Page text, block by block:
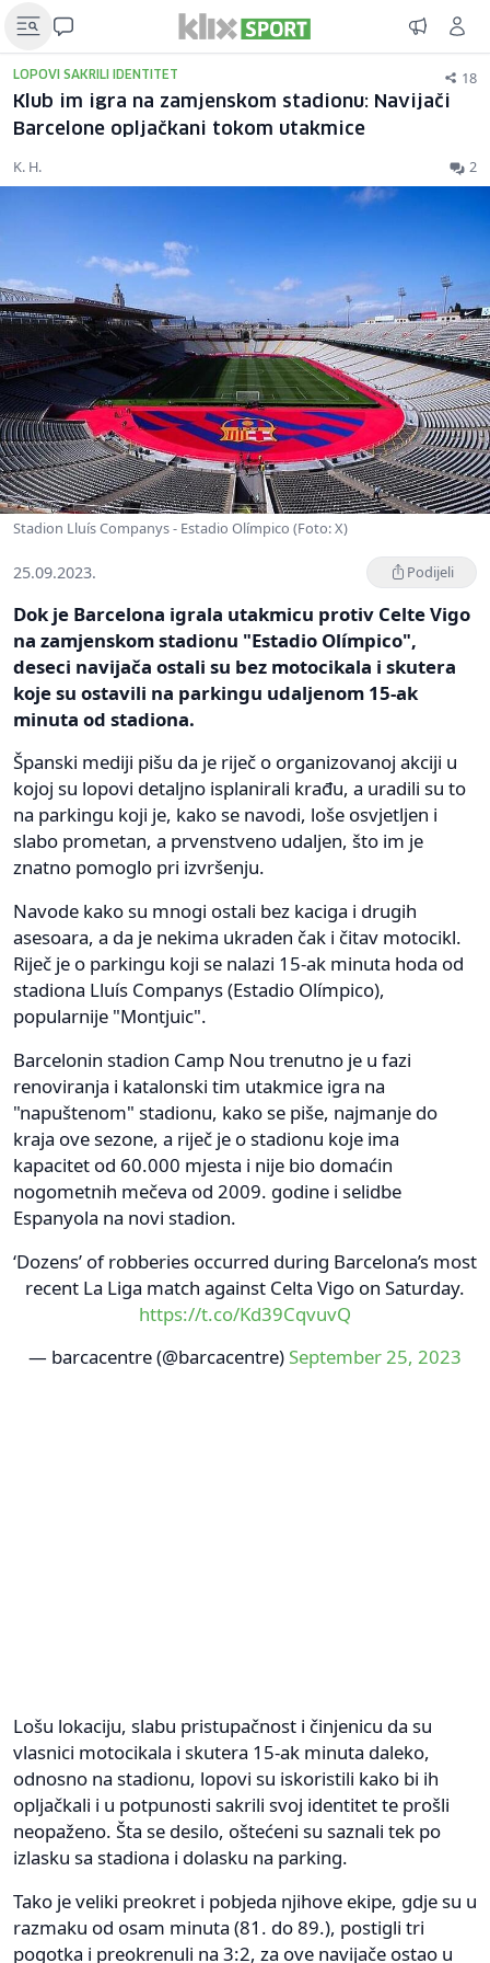
LOPOVI SAKRILI IDENTITET 18
Klub im igra na zamjenskom stadionu: Navijači
Barcelone opljačkani tokom utakmice
K. H. 2
Stadion Lluís Companys - Estadio Olímpico (Foto: X)
25.09.2023. Podijeli
Dok je Barcelona igrala utakmicu protiv Celte Vigo
na zamjenskom stadionu "Estadio Olímpico",
deseci navijača ostali su bez motocikala i skutera
koje su ostavili na parkingu udaljenom 15-ak
minuta od stadiona.
Španski mediji pišu da je riječ o organizovanoj akciji u
kojoj su lopovi detaljno isplanirali krađu, a uradili su to
na parkingu koji je, kako se navodi, loše osvjetljen i
slabo prometan, a prvenstveno udaljen, što im je
znatno pomoglo pri izvršenju.
Navode kako su mnogi ostali bez kaciga i drugih
asesoara, a da je nekima ukraden čak i čitav motocikl.
Riječ je o parkingu koji se nalazi 15-ak minuta hoda od
stadiona Lluís Companys (Estadio Olímpico),
popularnije "Montjuic".
Barcelonin stadion Camp Nou trenutno je u fazi
renoviranja i katalonski tim utakmice igra na
"napuštenom" stadionu, kako se piše, najmanje do
kraja ove sezone, a riječ je o stadionu koje ima
kapacitet od 60.000 mjesta i nije bio domaćin
nogometnih mečeva od 2009. godine i selidbe
Espanyola na novi stadion.
‘Dozens’ of robberies occurred during Barcelona’s most
recent La Liga match against Celta Vigo on Saturday.
https://t.co/Kd39CqvuvQ
— barcacentre (@barcacentre) September 25, 2023
Lošu lokaciju, slabu pristupačnost i činjenicu da su
vlasnici motocikala i skutera 15-ak minuta daleko,
odnosno na stadionu, lopovi su iskoristili kako bi ih
opljačkali i u potpunosti sakrili svoj identitet te prošli
neopaženo. Šta se desilo, oštećeni su saznali tek po
izlasku sa stadiona i dolasku na parking.
Tako je veliki preokret i pobjeda njihove ekipe, gdje su u
razmaku od osam minuta (81. do 89.), postigli tri
pogotka i preokrenuli na 3:2, za ove navijače ostao u